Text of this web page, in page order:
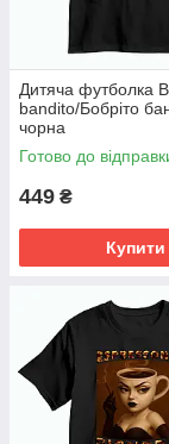
Дитяча футболка
bandito/Бобріто
чорна
Готово до
449 ₴
Купити